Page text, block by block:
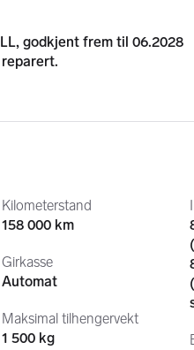
godkjent frem til 06.2028
bruktbilgaranti i 12
Kilometerstand
158 000 km
Girkasse
Automat
Maksimal tilhengervekt
1 500 kg